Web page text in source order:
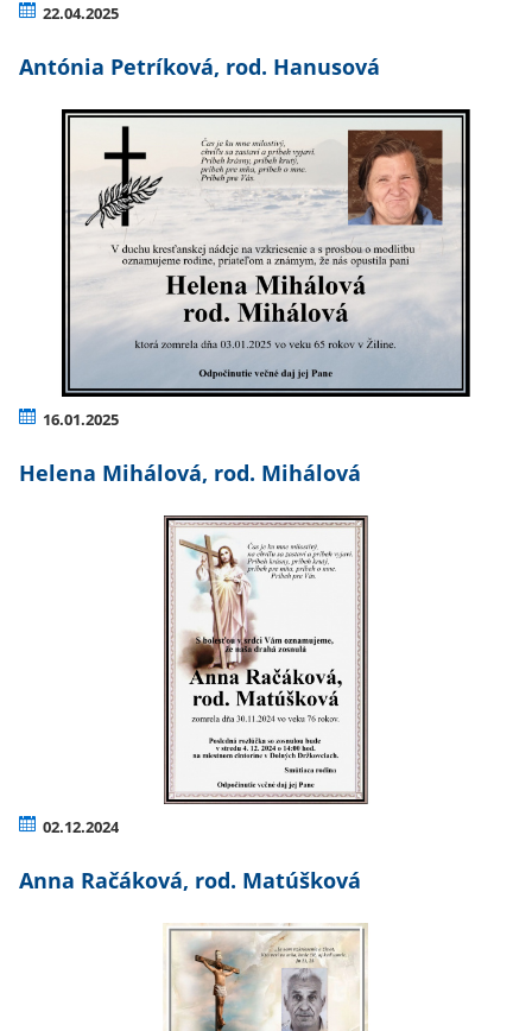
22.04.2025
Antónia Petríková, rod. Hanusová
16.01.2025
Helena Mihálová, rod. Mihálová
02.12.2024
Anna Račáková, rod. Matúšková